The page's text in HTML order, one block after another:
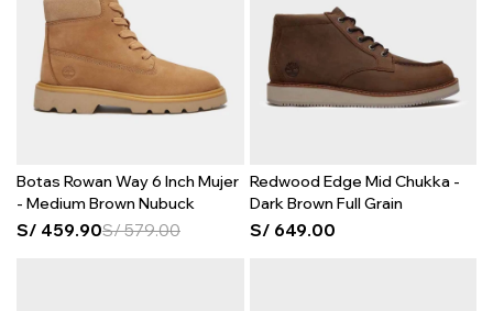
Botas Rowan Way 6 Inch Mujer
- Medium Brown Nubuck
S/ 459.90S/579.00
Redwood Edge Mid Chukka -
Dark Brown Full Grain
S/ 649.00